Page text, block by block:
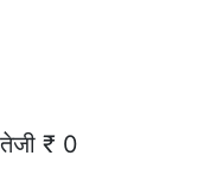
₹ 0